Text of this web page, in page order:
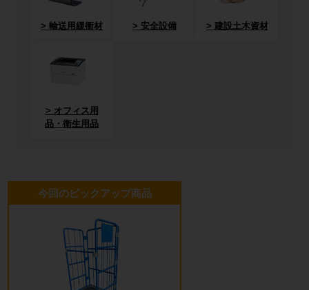
輸送用緩衝材 安全設備 建設土木資材
オフィス用
品・衛生用品
今回のピックアップ商品